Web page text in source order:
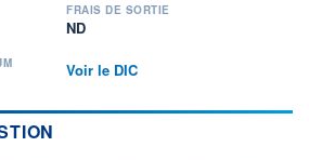
FRAIS DE SORTIE
ND
Voir le DIC